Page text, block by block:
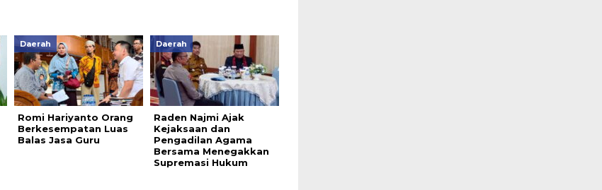
Daerah
Romi Hariyanto Orang
Berkesempatan Luas
Balas Jasa Guru
Daerah
Raden Najmi Ajak
Kejaksaan dan
Pengadilan Agama
Bersama Menegakkan
Supremasi Hukum